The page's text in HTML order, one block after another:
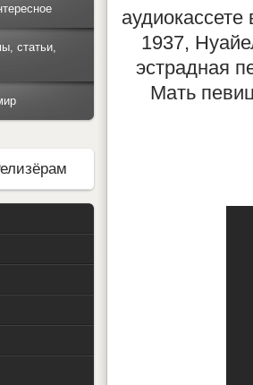
1937,
эстрадная
Мать
статьи,